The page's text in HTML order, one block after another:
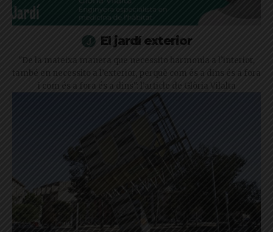
El jardí exterior
"De la mateixa manera que necessito harmonia a l’interior,
també en necessito a l’exterior, perquè com és a dins és a fora
i com és a fora és a dins": l'article de Glòria Vilalta